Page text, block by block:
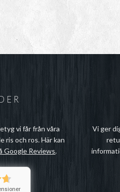
vi får från våra
ris och ros. Här kan
Google Reviews.
Vi ger